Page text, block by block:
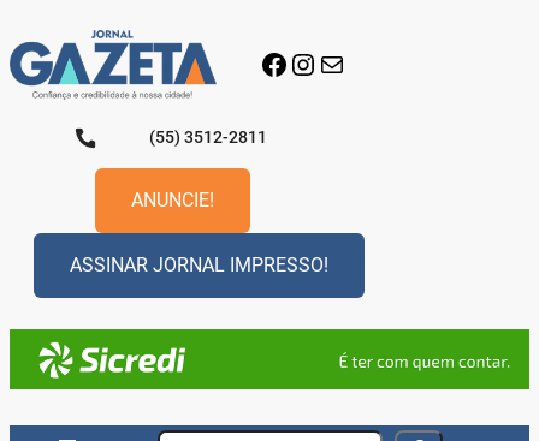
para
o
conteúdo
Facebook
Instagram
E-mail
(55) 3512-2811
ANUNCIE!
ASSINAR JORNAL IMPRESSO!